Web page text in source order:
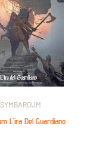
SYMBAROUM
L'ira Del Guardiano